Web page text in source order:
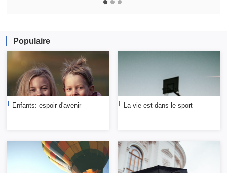
Populaire
Enfants: espoir d'avenir La vie est dans le sport